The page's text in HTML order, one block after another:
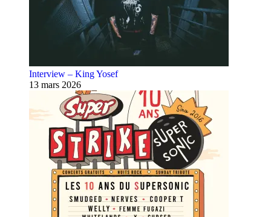
Interview – King Yosef
13 mars 2026